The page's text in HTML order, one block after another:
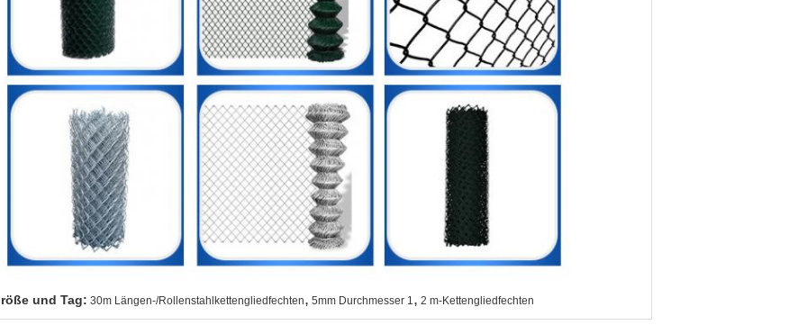
und Tag: 30m Längen-/Rollenstahlkettengliedfechten, 5mm Durchmesser 1, 2 m-Kettengliedfechten